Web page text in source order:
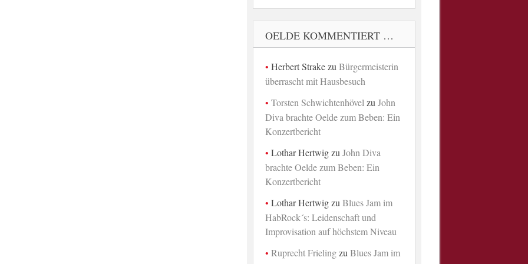
OELDE KOMMENTIERT …
Herbert Strakezu Bürgermeisterin
überrascht mit Hausbesuch
Torsten Schwichtenhövel zu John
Diva brachte Oelde zum Beben: Ein
Konzertbericht
Lothar Hertwigzu John Diva
brachte Oelde zum Beben: Ein
Konzertbericht
Lothar Hertwigzu Blues Jam im
HabRock´s: Leidenschaft und
Improvisation auf höchstem Niveau
Ruprecht Frielingzu Blues Jam im